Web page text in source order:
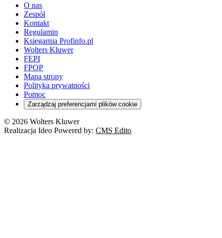
O nas
Zespół
Kontakt
Regulamin
Księgarnia Profinfo.pl
Wolters Kluwer
FEPI
FPOP
Mapa strony
Polityka prywatności
Pomoc
Zarządzaj preferencjami plików cookie
© 2026 Wolters Kluwer
Realizacja Ideo Powered by: CMS Edito